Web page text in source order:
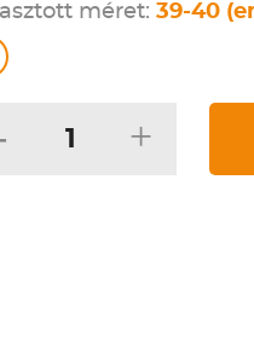
méret: 39-40
+